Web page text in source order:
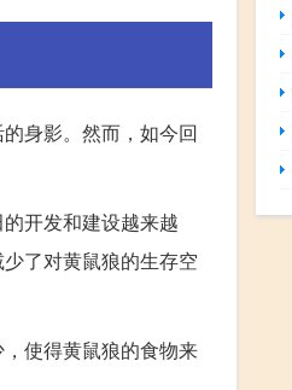
身影。然而，如今回
开发和建设越来越
了对黄鼠狼的生存空
使得黄鼠狼的食物来